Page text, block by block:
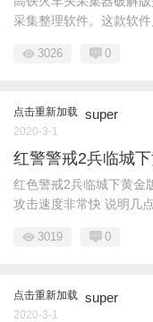
采集整理软件。这款软件
3026 0
点击重新加载 super
2020-3-1
红警警戒2兵临城
红色警戒2兵临城下黄金
攻击速度非常快 说明几
3019 0
点击重新加载 super
2020-3-1